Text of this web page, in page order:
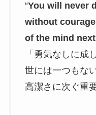
“You will never
without
of the mind
「勇気なしに成
世には一つもな
高潔さに次ぐ重